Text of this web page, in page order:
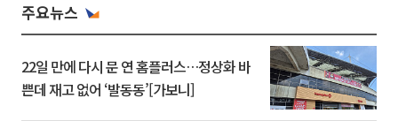
주요뉴스
22일 만에 다시 문 연 홈플러스…정상화 바
쁜데 재고 없어 ‘발동동’[가보니]